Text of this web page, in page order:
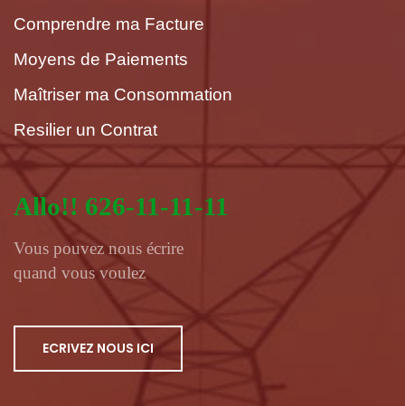
Comprendre ma Facture
Moyens de Paiements
Maîtriser ma Consommation
Resilier un Contrat
Allo!! 626-11-11-11
Vous pouvez nous écrire
quand vous voulez
ECRIVEZ NOUS ICI